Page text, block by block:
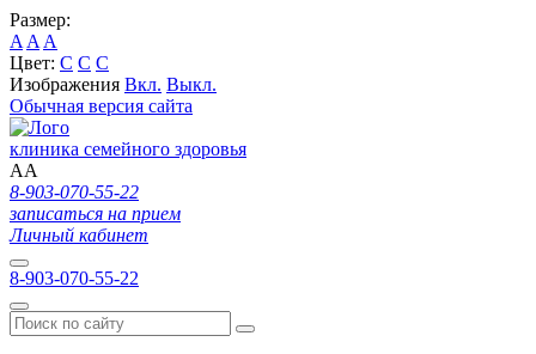
Размер:
A A A
Цвет: C C C
Изображения Вкл. Выкл.
Обычная версия сайта
клиника семейного здоровья
AA
8-903-070-55-22
записаться на прием
Личный кабинет
8-903-070-55-22